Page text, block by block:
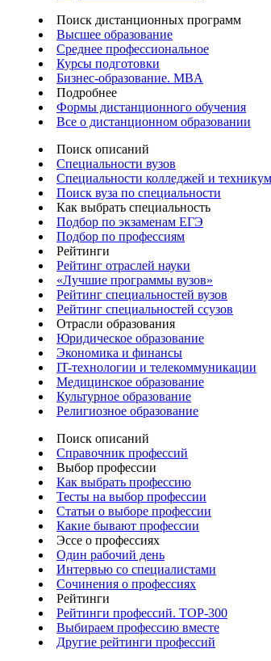
Поиск дистанционных программ
Высшее образование
Среднее профессиональное
Курсы подготовки
Бизнес-образование. MBA
Подробнее
Формы дистанционного обучения
Все о дистанционном образовании
Поиск описаний
Специальности вузов
Специальности колледжей и
Поиск вуза по специальности
Как выбрать специальность
Подбор по экзаменам ЕГЭ
Подбор по профессиям
Рейтинги
Рейтинг отраслей науки
«Лучшие программы вузов»
Рейтинг специальностей вузов
Рейтинг специальностей ссузов
Отрасли образования
Юридическое образование
Экономика и финансы
IT-технологии и телекоммуникации
Медицинское образование
Культурное образование
Религиозное образование
Поиск описаний
Справочник профессий
Выбор профессии
Как выбрать профессию
Тесты на выбор профессии
Статьи о выборе профессии
Какие бывают профессии
Эссе о профессиях
Один рабочий день
Интервью со специалистами
Сочинения о профессиях
Рейтинги
Рейтинги профессий. TOP-300
Выбираем профессию вместе
Другие рейтинги профессий